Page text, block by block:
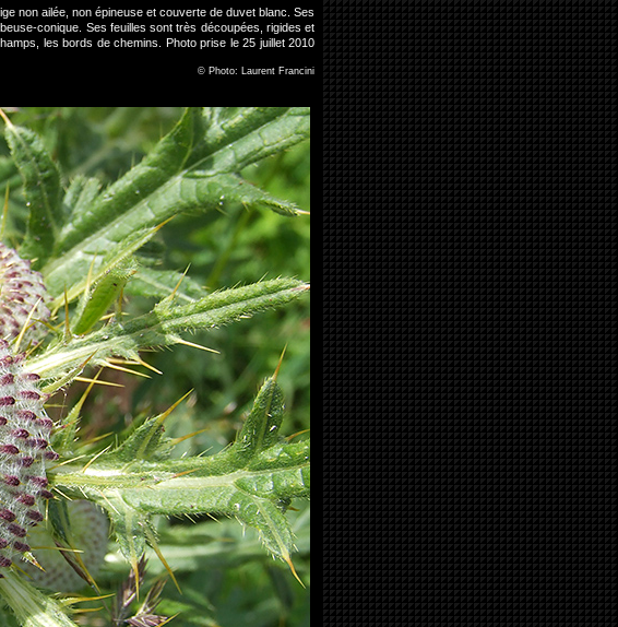
non ailée, non épineuse et couverte de duvet blanc. Ses
conique. Ses feuilles sont très découpées, rigides et
les bords de chemins. Photo prise le 25 juillet 2010
© Photo: Laurent Francini